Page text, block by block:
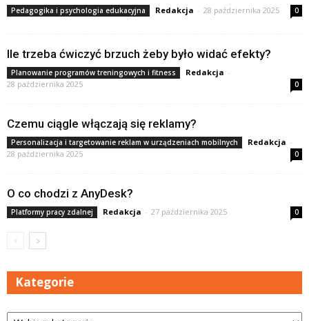
Pedagogika i psychologia edukacyjna Redakcja - 28 października 2025 0
Ile trzeba ćwiczyć brzuch żeby było widać efekty?
Planowanie programów treningowych i fitness Redakcja -
28 października 2025
0
Czemu ciągle włączają się reklamy?
Personalizacja i targetowanie reklam w urządzeniach mobilnych Redakcja -
28 października 2025
0
O co chodzi z AnyDesk?
Platformy pracy zdalnej Redakcja - 27 października 2025 0
Kategorie
Kategorie